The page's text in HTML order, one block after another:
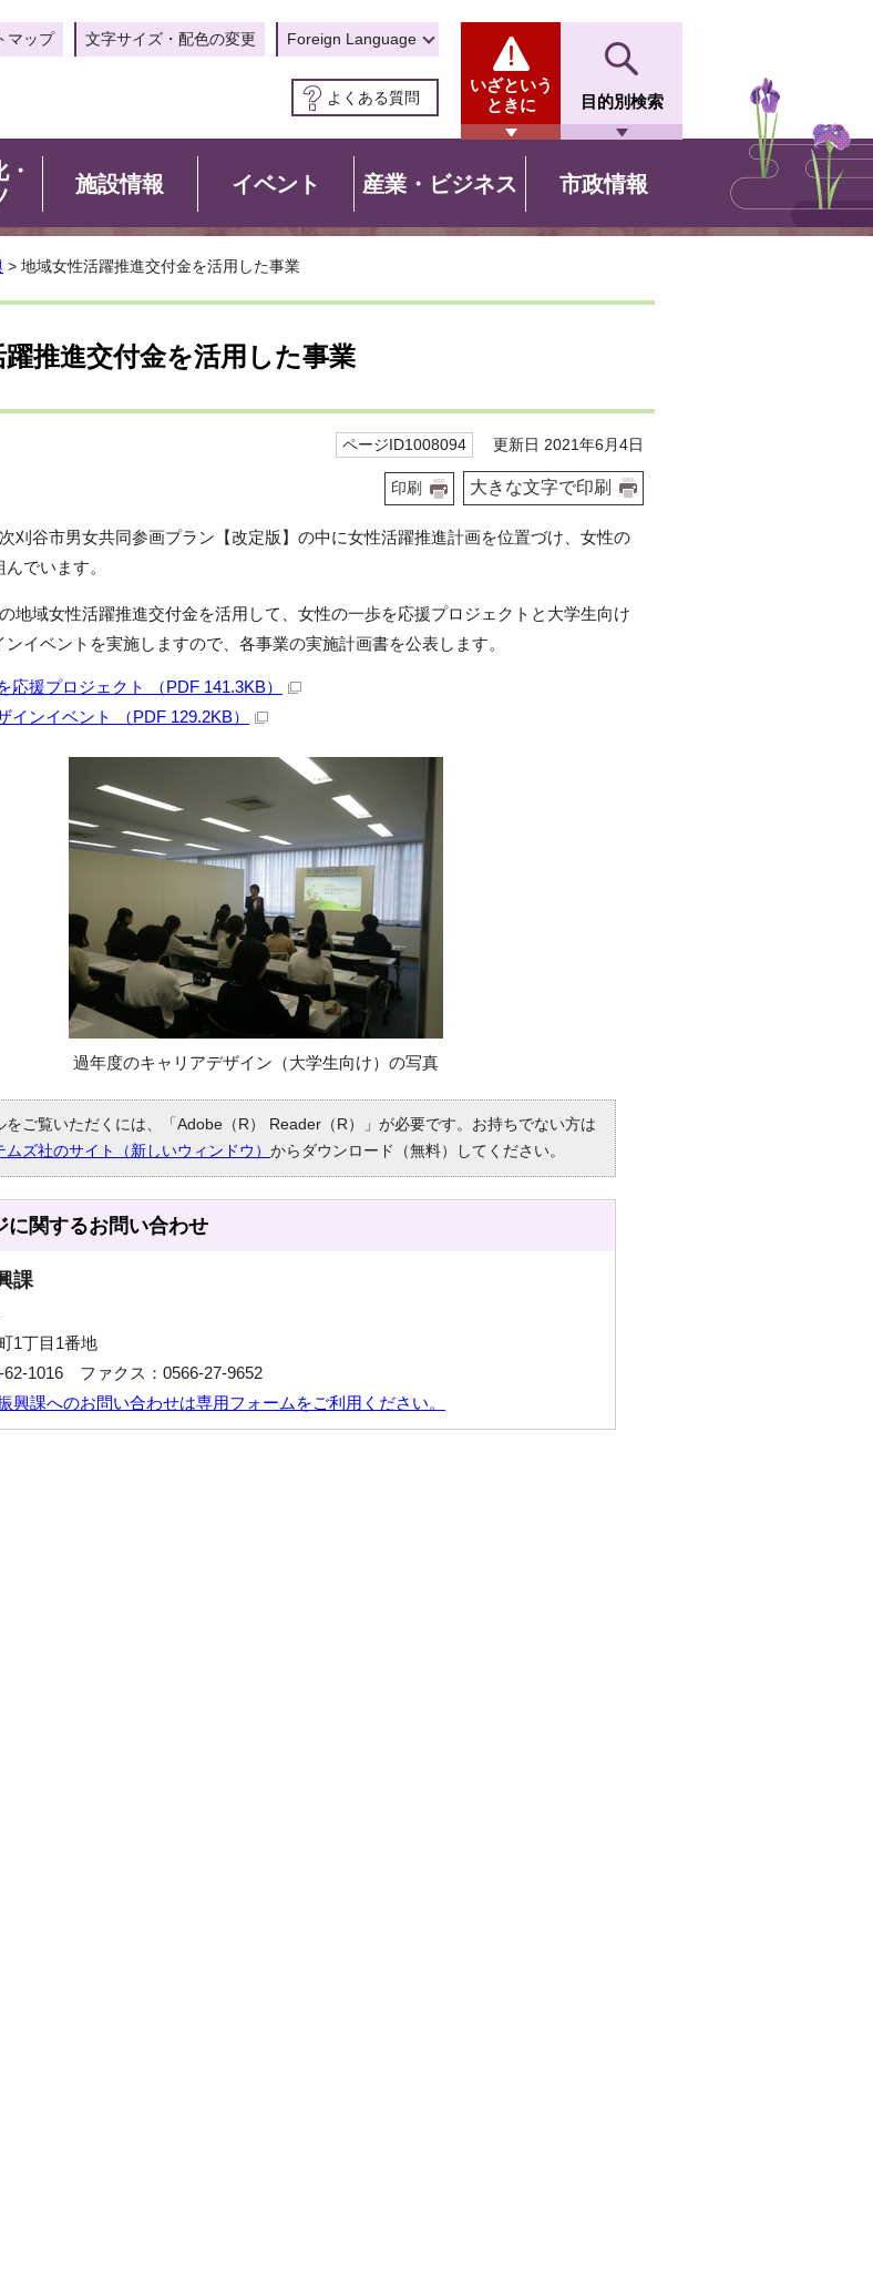
マップ 文字サイズ・配色の変更 Foreign Language
よくある質問
いざという
ときに
目的別検索
施設情報 イベント 産業・ビジネス 市政情報
> 地域女性活躍推進交付金を活用した事業
推進交付金を活用した事業
ページID1008094 更新日 2021年6月4日
印刷 大きな文字で印刷
刈谷市男女共同参画プラン【改定版】の中に女性活躍推進計画を位置づけ、女性の
でいます。
地域女性活躍推進交付金を活用して、女性の一歩を応援プロジェクトと大学生向け
イベントを実施しますので、各事業の実施計画書を公表します。
応援プロジェクト （PDF 141.3KB）
インイベント （PDF 129.2KB）
過年度のキャリアデザイン（大学生向け）の写真
をご覧いただくには、「Adobe（R） Reader（R）」が必要です。お持ちでない方は
ムズ社のサイト（新しいウィンドウ） からダウンロード（無料）してください。
に関するお問い合わせ
課
1丁目1番地
62-1016 ファクス：0566-27-9652
興課へのお問い合わせは専用フォームをご利用ください。